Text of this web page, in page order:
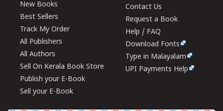
New Books
Best Sellers
Track My Order
All Publishers
All Authors
Sell On Kerala Book Store
Publish your E-Book
Sell your E-Book
Contact Us
Request a Book
Help / FAQ
Download Fonts
Type in Malayalam
UPI Payments Help